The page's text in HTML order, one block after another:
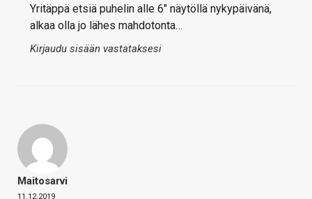
Yritäppä etsiä puhelin alle 6″ näytöllä nykypäivänä,
alkaa olla jo lähes mahdotonta…
Kirjaudu sisään vastataksesi
Maitosarvi
11.12.2019